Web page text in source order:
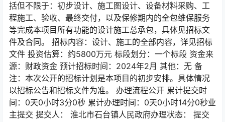
括但不限于：初步设计、施工图设计、设备材料采购、工
程施工、验收、最终交付，以及保修期内的全包维保服务
等完成本项目所有功能的设计施工总承包，具体见招标文
件及合同。 招标内容：设计、施工的全部内容，详见招标
文件 投资估算：约5800万元 标段划分：一个标段 资金来
源：财政资金 预计招标时间：2024年2月 其他：无 备
注：本次公开的招标计划是本项目的初步安排。具体情况
以招标公告和招标文件为准。 办理流程公开 累计提交时
间：0天0小时3分0秒 累计办理时间：0天0小时14分0秒业
主提交 提交人： 淮北市石台镇人民政府办理状态： 提交